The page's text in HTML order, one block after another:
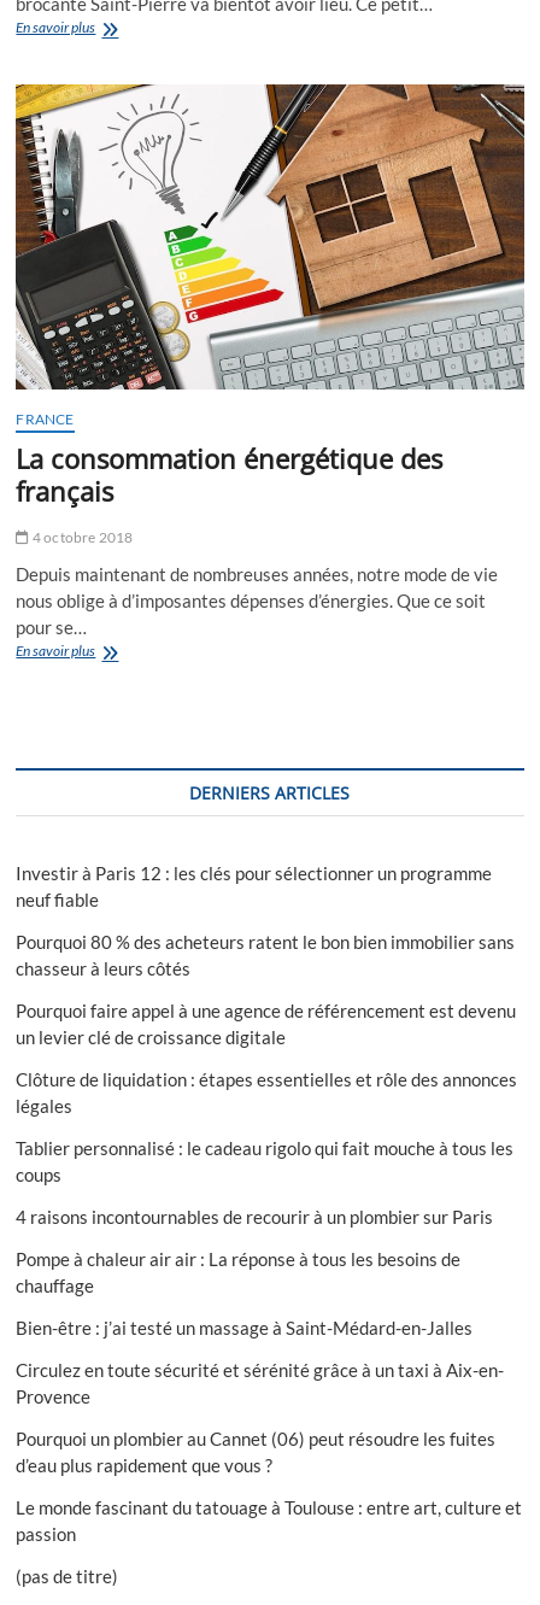
En savoir plusBientôt
Saint-
Pierre
FRANCE
La consommation énergétique des
français
4 octobre 2018
Depuis maintenant de nombreuses années, notre mode de vie
nous oblige à d’imposantes dépenses d’énergies. Que ce soit
pour se…
En savoir plusLa
DERNIERS ARTICLES
Investir à Paris 12 : les clés pour sélectionner un programme
neuf fiable
Pourquoi 80 % des acheteurs ratent le bon bien immobilier sans
chasseur à leurs côtés
Pourquoi faire appel à une agence de référencement est devenu
un levier clé de croissance digitale
Clôture de liquidation : étapes essentielles et rôle des annonces
légales
Tablier personnalisé : le cadeau rigolo qui fait mouche à tous les
coups
4 raisons incontournables de recourir à un plombier sur Paris
Pompe à chaleur air air : La réponse à tous les besoins de
chauffage
Bien-être : j’ai testé un massage à Saint-Médard-en-Jalles
Circulez en toute sécurité et sérénité grâce à un taxi à Aix-en-
Provence
Pourquoi un plombier au Cannet (06) peut résoudre les fuites
d’eau plus rapidement que vous ?
Le monde fascinant du tatouage à Toulouse : entre art, culture et
passion
(pas de titre)